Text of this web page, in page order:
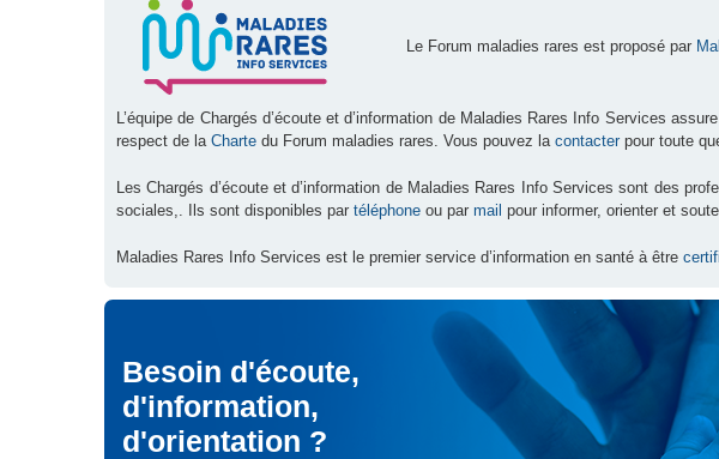
Le Forum maladies rares est proposé par
L’équipe de Chargés d’écoute et d’information de Maladies Rares Info Services
respect de la Charte du Forum maladies rares. Vous pouvez la contacter pour toute
Les Chargés d’écoute et d’information de Maladies Rares Info Services sont des
sociales,. Ils sont disponibles par téléphone ou par mail pour informer, orienter et
Maladies Rares Info Services est le premier service d’information en santé à être
Besoin d'écoute,
d'information,
d'orientation ?